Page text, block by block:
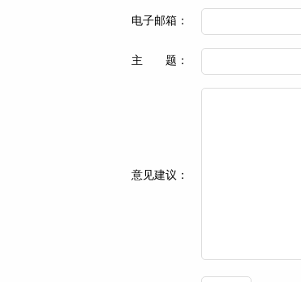
电子邮箱：
主 题：
意见建议：